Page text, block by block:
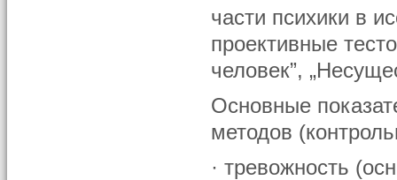
части психики в
проективные
человек”,
Основные
методов
· тревожность